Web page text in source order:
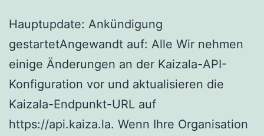
Hauptupdate: Ankündigung
gestartetAngewandt auf: Alle Wir nehmen
einige Änderungen an der Kaizala-API-
Konfiguration vor und aktualisieren die
Kaizala-Endpunkt-URL auf
https://api.kaiza.la. Wenn Ihre Organisation